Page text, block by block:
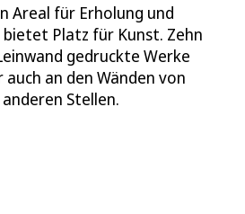
Areal für Erholung und
Platz für Kunst. Zehn
gedruckte Werke
an den Wänden von
Stellen.